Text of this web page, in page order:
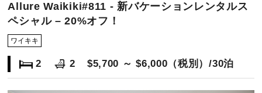
Allure Waikiki#811 - 新バケーションレンタルス
ペシャル – 20%オフ！
ワイキキ
2 2 $5,700 ～ $6,000（税別）/30泊